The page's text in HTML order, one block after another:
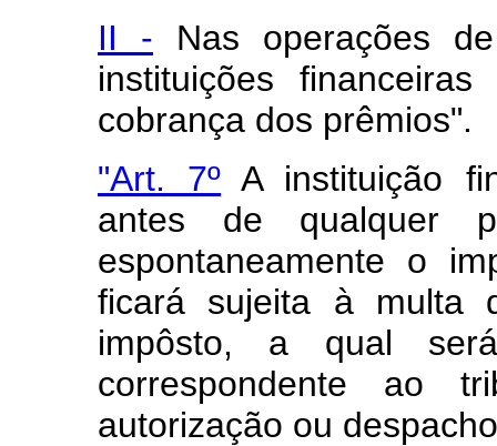
II - Nas operações
instituições
cobrança dos prêmios".
"Art. 7º A instituição
antes de qualquer
espontaneamente o
ficará sujeita à multa
impôsto, a qual
correspondente ao
autorização ou